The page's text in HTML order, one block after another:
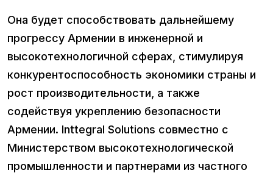
Она будет способствовать дальнейшему
прогрессу Армении в инженерной и
высокотехнологичной сферах, стимулируя
конкурентоспособность экономики страны и
рост производительности, а также
содействуя укреплению безопасности
Армении. Inttegral Solutions совместно с
Министерством высокотехнологической
промышленности и партнерами из частного